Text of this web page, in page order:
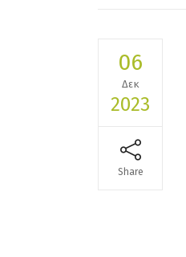
06
Δεκ
2023
Share